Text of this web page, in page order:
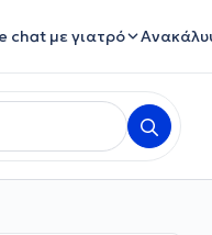
chat με γιατρό